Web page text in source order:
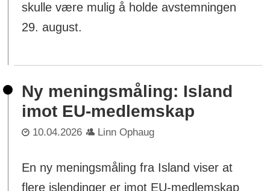
skulle være mulig å holde avstemningen
29. august.
Ny meningsmåling: Island
imot EU-medlemskap
10.04.2026 Linn Ophaug
En ny meningsmåling fra Island viser at
flere islendinger er imot EU‑medlemskap